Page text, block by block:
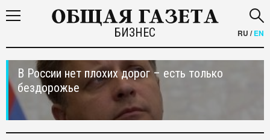
БИЗНЕС RU /EN
В России нет плохих дорог – есть только
бездорожье